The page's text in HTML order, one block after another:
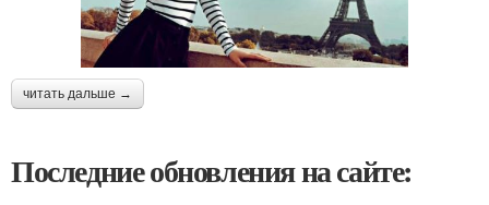
читать дальше →
Последние обновления на сайте: